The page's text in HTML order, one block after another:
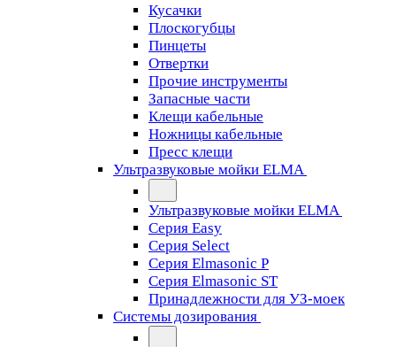
Кусачки
Плоскогубцы
Пинцеты
Отвертки
Прочие инструменты
Запасные части
Клещи кабельные
Ножницы кабельные
Пресс клещи
Ультразвуковые мойки ELMA
Ультразвуковые мойки ELMA
Серия Easy
Серия Select
Серия Elmasonic P
Серия Elmasonic ST
Принадлежности для УЗ-моек
Системы дозирования